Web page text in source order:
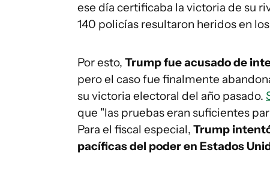
ese día certificaba la victoria de su
140 policías resultaron heridos en
Por esto, Trump fue acusado de
pero el caso fue finalmente
su victoria electoral del año pasado.
que "las pruebas eran suficientes
Para el fiscal especial, Trump
pacíficas del poder en Estados